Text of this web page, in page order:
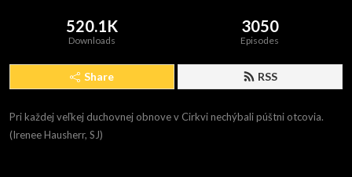
520.1K
Downloads
3050
Episodes
Share RSS
Pri každej veľkej duchovnej obnove v Cirkvi nechýbali púštni otcovia.
(Irenee Hausherr, SJ)